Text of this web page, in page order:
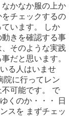
かなか服の上か
チェックするの
います。 しか
きを確認する事
そのような実践
だと思います。
る人はいませ
に行ってレン
不可能です。 で
のか・・・ 日
スを まずチェッ